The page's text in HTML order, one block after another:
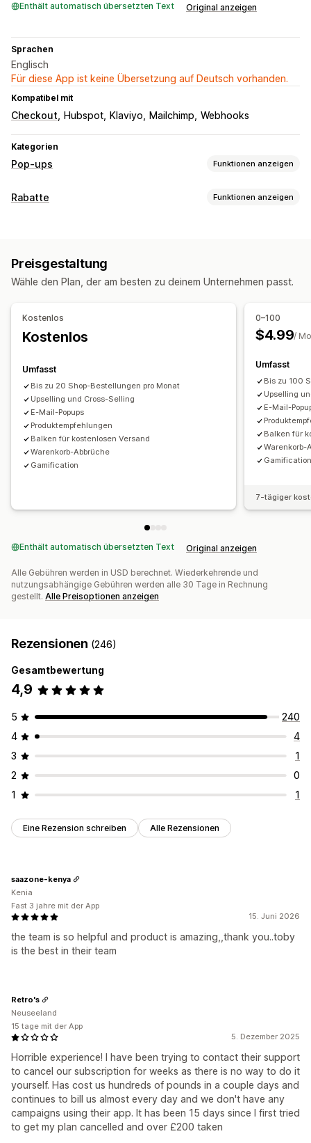
Enthält automatisch übersetzten Text Original anzeigen
Sprachen
Englisch
Für diese App ist keine Übersetzung auf Deutsch vorhanden.
Kompatibel mit
Checkout Hubspot Klaviyo Mailchimp Webhooks
Kategorien
Pop-ups Funktionen anzeigen
Popup-Typen
Individuelle Popups
Editor-Tool
Benutzerdefinierte Schriftarten
E-Mail-Erfassungsliste
Geolokalisierung
Berichterstattung
Analysen
A/B-Tests
Rabatte Funktionen anzeigen
Prozentuale Rabatte
Zeitlich begrenzte Angebote Upselling-Rabatte
Benutzerdefinierte Schriftarten
Trigger und Regeln Analysen
Preisgestaltung
Wähle den Plan, der am besten zu deinem Unternehmen passt.
Kostenlos
Kostenlos
Umfasst
Bis zu 20 Shop-Bestellungen pro Monat
Upselling und Cross-Selling
E-Mail-Popups
Produktempfehlungen
Balken für kostenlosen Versand
Warenkorb-Abbrüche
Gamification
0–100
$4.99/
Umfasst
Bis zu 100
Upselling
E-Mail-
Balken für
Warenkorb-
7-tägiger
Enthält automatisch übersetzten Text Original anzeigen
Alle Gebühren werden in USD berechnet. Wiederkehrende und
nutzungsabhängige Gebühren werden alle 30 Tage in Rechnung
gestellt. Alle Preisoptionen anzeigen
Rezensionen (246)
Gesamtbewertung
4,9
5
240
4
4
3
1
2
0
1
1
Eine Rezension schreiben Alle Rezensionen
15. Juni 2026
the team is so helpful and product is amazing,,thank you..toby
is the best in their team
saazone-kenya
Kenia
Fast 3 jahre mit der App
5. Dezember 2025
Horrible experience! I have been trying to contact their support
to cancel our subscription for weeks as there is no way to do it
yourself. Has cost us hundreds of pounds in a couple days and
continues to bill us almost every day and we don't have any
campaigns using their app. It has been 15 days since I first tried
to get my plan cancelled and over £200 taken
Retro's
Neuseeland
15 tage mit der App